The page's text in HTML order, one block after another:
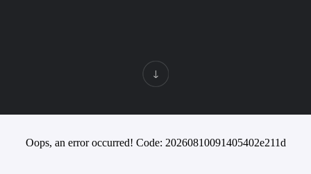
Oops, an error occurred! Code: 20260810091405402e211d